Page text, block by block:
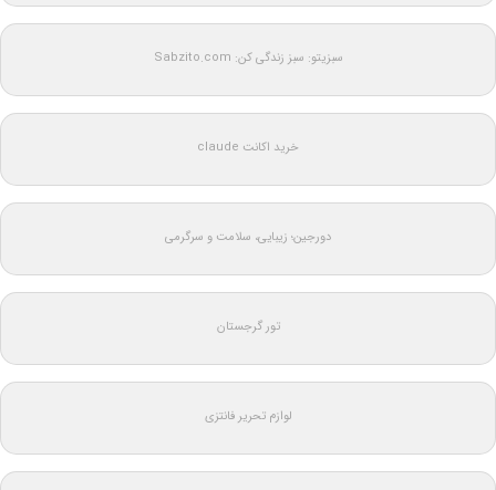
سبزیتو: سبز زندگی کن: Sabzito.com
خرید اکانت claude
دورجین؛ زیبایی، سلامت و سرگرمی
تور گرجستان
لوازم تحریر فانتزی